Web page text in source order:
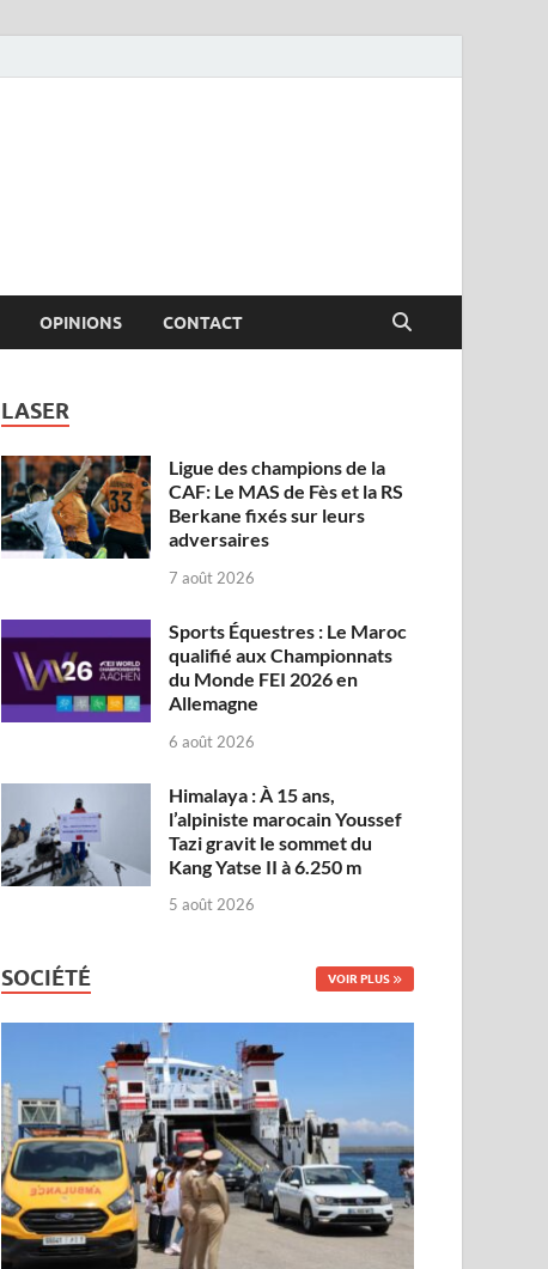
OPINIONS CONTACT
LASER
Ligue des champions de la
CAF: Le MAS de Fès et la RS
Berkane fixés sur leurs
adversaires
7 août 2026
Sports Équestres : Le Maroc
qualifié aux Championnats
du Monde FEI 2026 en
Allemagne
6 août 2026
Himalaya : À 15 ans,
l’alpiniste marocain Youssef
Tazi gravit le sommet du
Kang Yatse II à 6.250 m
5 août 2026
SOCIÉTÉ VOIR PLUS